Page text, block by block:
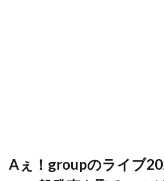
Aぇ！groupのライブ